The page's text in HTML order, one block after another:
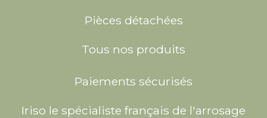
Pièces détachées
Tous nos produits
Paiements sécurisés
Iriso le spécialiste français de l'arrosage